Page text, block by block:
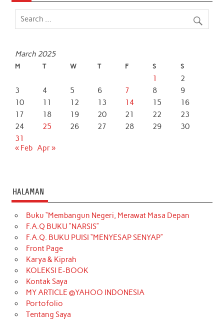
o
o
e
r
A
d
March 2025
M T W T F S S
1
2
3
4 5 6 7 8
9
10
11 12 13 14 15
16
17
18 19 20 21 22
23
24
25 26 27 28 29
30
31
« Feb Apr »
HALAMAN
Buku “Membangun Negeri, Merawat Masa Depan
F.A.Q BUKU “NARSIS”
F.A.Q. BUKU PUISI “MENYESAP SENYAP”
Front Page
Karya & Kiprah
KOLEKSI E-BOOK
Kontak Saya
MY ARTICLE @YAHOO INDONESIA
Portofolio
Tentang Saya